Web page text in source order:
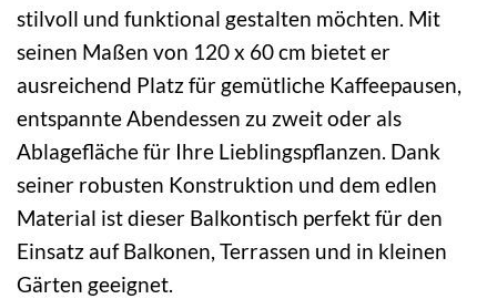
stilvoll und funktional gestalten möchten. Mit
seinen Maßen von 120 x 60 cm bietet er
ausreichend Platz für gemütliche Kaffeepausen,
entspannte Abendessen zu zweit oder als
Ablagefläche für Ihre Lieblingspflanzen. Dank
seiner robusten Konstruktion und dem edlen
Material ist dieser Balkontisch perfekt für den
Einsatz auf Balkonen, Terrassen und in kleinen
Gärten geeignet.